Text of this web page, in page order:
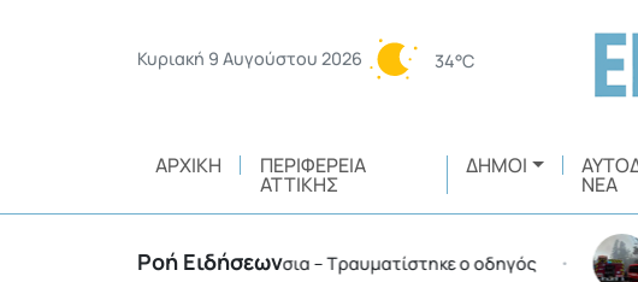
Κυριακή 9 Αυγούστου 2026 34°C
ΑΡΧΙΚΉ ΠΕΡΙΦΈΡΕΙΑ
ΑΤΤΙΚΉΣ
ΔΉΜΟΙ
ΝΈΑ
Ροή Ειδήσεων
ατύχημα στα Βριλήσσια – Τραυματίστηκε ο οδηγός •